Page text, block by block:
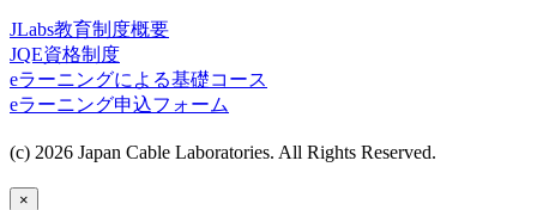
JLabs教育制度概要
JQE資格制度
eラーニングによる基礎コース
eラーニング申込フォーム
(c) 2026 Japan Cable Laboratories. All Rights Reserved.
×